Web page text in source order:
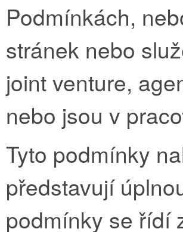
Podmínkách,
stránek nebo
joint venture,
nebo jsou v
Tyto podmínky
představují
podmínky se řídí